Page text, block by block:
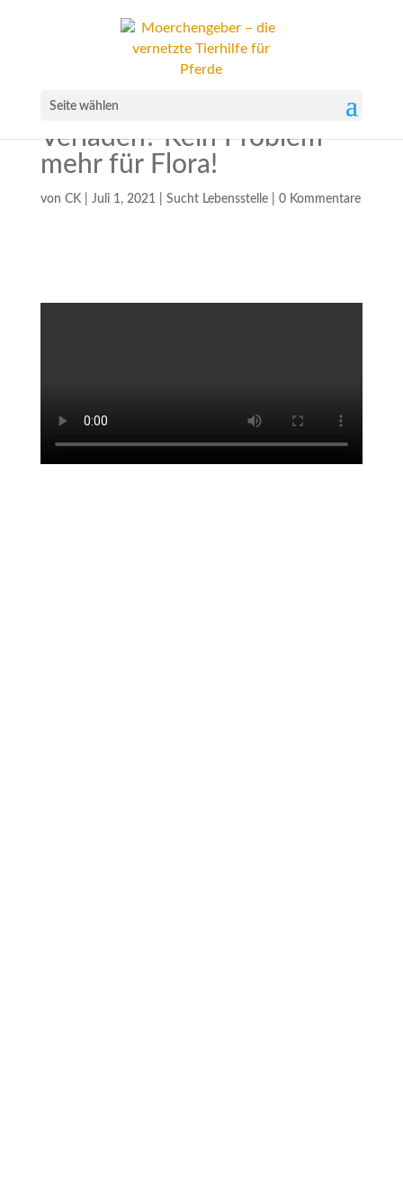
Seite wählen
Verladen? Kein Problem
mehr für Flora!
von CK| Juli 1, 2021 Sucht Lebensstelle| 0 Kommentare